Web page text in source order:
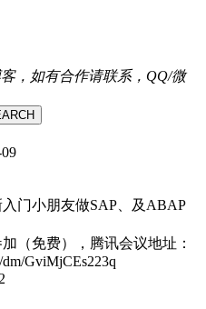
，如有合作请联系，QQ/微
门小朋友做SAP、及ABAP
（免费），腾讯会议地址：
dm/GviMjCEs223q